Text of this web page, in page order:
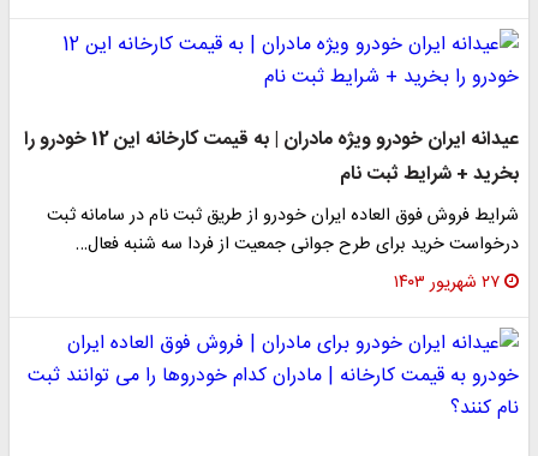
عیدانه ایران خودرو ویژه مادران | به قیمت کارخانه این 12 خودرو را
بخرید + شرایط ثبت نام
شرایط فروش فوق العاده ایران خودرو از طریق ثبت نام در سامانه ثبت
درخواست خرید برای طرح جوانی جمعیت از فردا سه شنبه فعال…
۲۷ شهریور ۱۴۰۳